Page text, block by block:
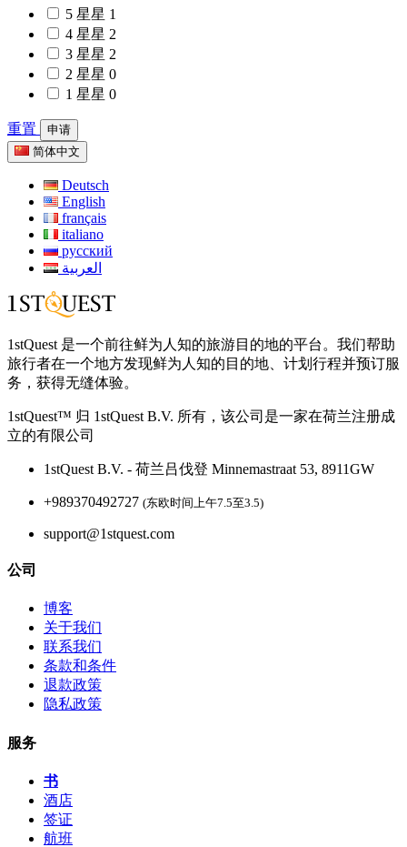
5 星星 1
4 星星 2
3 星星 2
2 星星 0
1 星星 0
重置
申请
简体中文
Deutsch
English
français
italiano
русский
العربية
1stQuest 是一个前往鲜为人知的旅游目的地的平台。我们帮助
旅行者在一个地方发现鲜为人知的目的地、计划行程并预订服
务，获得无缝体验。
1stQuest™ 归 1stQuest B.V. 所有，该公司是一家在荷兰注册成
立的有限公司
1stQuest B.V. - 荷兰吕伐登 Minnemastraat 53, 8911GW
+989370492727 (东欧时间上午7.5至3.5)
support@1stquest.com
公司
博客
关于我们
联系我们
条款和条件
退款政策
隐私政策
服务
书
酒店
签证
航班